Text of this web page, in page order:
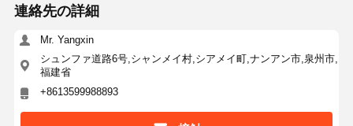
連絡先の詳細
Mr. Yangxin
シュンファ道路6号,シャンメイ村,シアメイ町,ナンアン市,泉州市,
福建省
+8613599988893